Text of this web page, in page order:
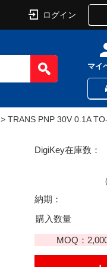
ログイン
マイ
> TRANS PNP 30V 0.1A
DigiKey在庫数：
（
納期：
購入数量
MOQ：